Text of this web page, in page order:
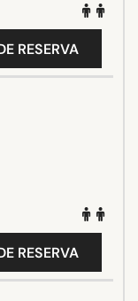
RESERVA
RESERVA